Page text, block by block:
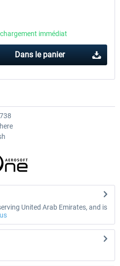
immédiat
Dans le panier
United Arab Emirates, and is